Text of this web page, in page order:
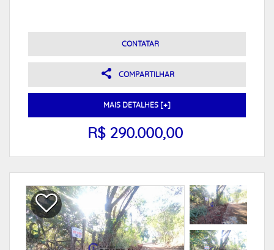
CONTATAR
COMPARTILHAR
MAIS DETALHES [+]
R$ 290.000,00